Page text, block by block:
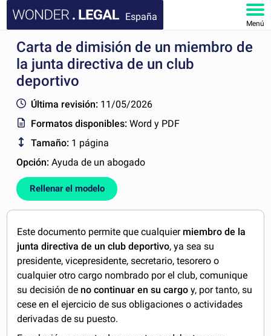
España
Menú
INICIO
DOCUMENTOS
FAQ
MI CUENTA
Carta de dimisión de un miembro de
la junta directiva de un club
deportivo
Última revisión: 11/05/2026
Formatos disponibles:Word y PDF
Tamaño: 1 página
Opción:Ayuda de un abogado
Rellenar el modelo
Este documento permite que cualquier miembro de la
junta directiva de un club deportivo, ya sea su
presidente, vicepresidente, secretario, tesorero o
cualquier otro cargo nombrado por el club, comunique
su decisión de no continuar en su cargo y, por tanto, su
cese en el ejercicio de sus obligaciones o actividades
derivadas de su puesto.